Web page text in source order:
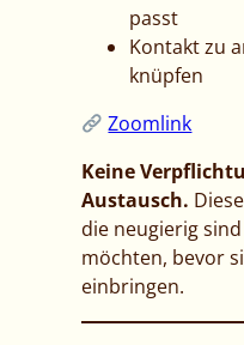
passt
Kontakt zu
knüpfen
Zoomlink
Keine
Austausch.
die neugierig
möchten, bevor
einbringen.